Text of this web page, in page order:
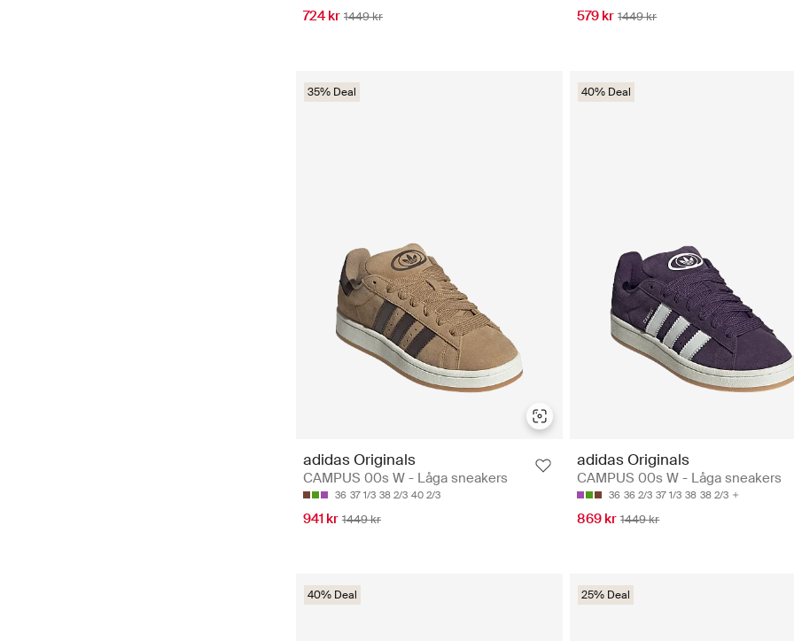
724 kr 1449 kr 579 kr 1449 kr
35% Deal
adidas Originals
CAMPUS 00s W - Låga sneakers
36 37 1/3 38 2/3 40 2/3
941 kr 1449 kr
40% Deal
adidas Originals
CAMPUS 00s W - Låga sneakers
36 36 2/3 37 1/3 38 38 2/3
869 kr 1449 kr
40% Deal 25% Deal